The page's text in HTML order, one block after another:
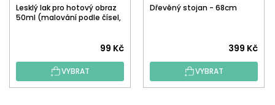
Lesklý lak pro hotový obraz
50ml (malování podle čísel,
hodnocení
produktu
je
99 Kč
VYBRAT
Dřevěný stojan - 68cm
399 Kč
VYBRAT